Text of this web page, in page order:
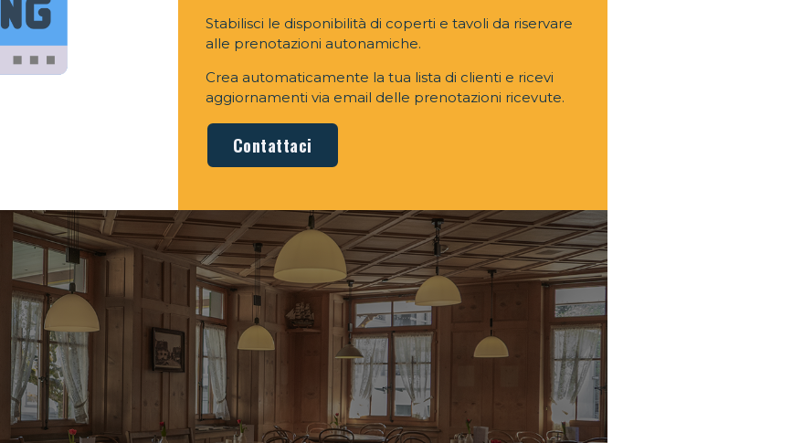
Stabilisci le disponibilità di coperti e tavoli da riservare
alle prenotazioni autonamiche.
Crea automaticamente la tua lista di clienti e ricevi
aggiornamenti via email delle prenotazioni ricevute.
Contattaci